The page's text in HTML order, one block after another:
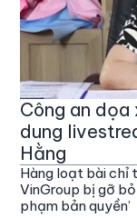
Công an
dung
Hằng
Hàng loạt bài chỉ
VinGroup bị gỡ bỏ
phạm bản quyền’